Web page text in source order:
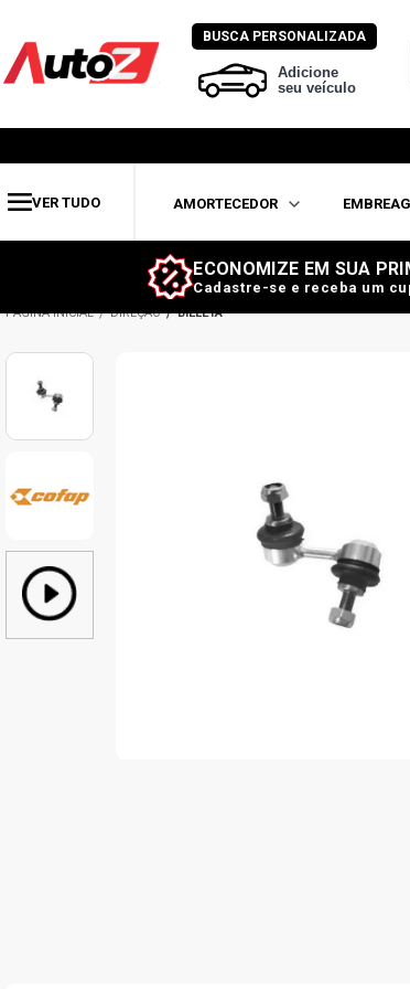
BUSCA PERSONALIZADA
Adicione
seu veículo
VER TUDO AMORTECEDOR
ECONOMIZE EM SUA
Cadastre-se e receba um
DIREÇÃO BIELETA